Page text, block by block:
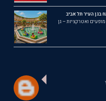
העיר תל אביב
ואטרקציות – גן